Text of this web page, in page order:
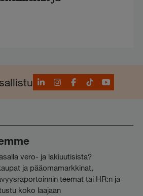
LinkedInInstagram
Facebook
TikTokYouTube
vero- ja lakiuutisista?
ja pääomamarkkinat,
teemat tai HR:n ja
koko laajaan